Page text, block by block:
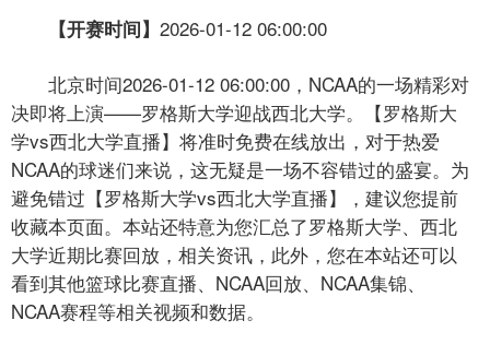
【开赛时间】 2026-01-12 06:00:00
北京时间2026-01-12 06:00:00，NCAA的一场精彩对
决即将上演——罗格斯大学迎战西北大学。【罗格斯大
学vs西北大学直播】将准时免费在线放出，对于热爱
NCAA的球迷们来说，这无疑是一场不容错过的盛宴。为
避免错过【罗格斯大学vs西北大学直播】，建议您提前
收藏本页面。本站还特意为您汇总了罗格斯大学、西北
大学近期比赛回放，相关资讯，此外，您在本站还可以
看到其他篮球比赛直播、NCAA回放、NCAA集锦、
NCAA赛程等相关视频和数据。